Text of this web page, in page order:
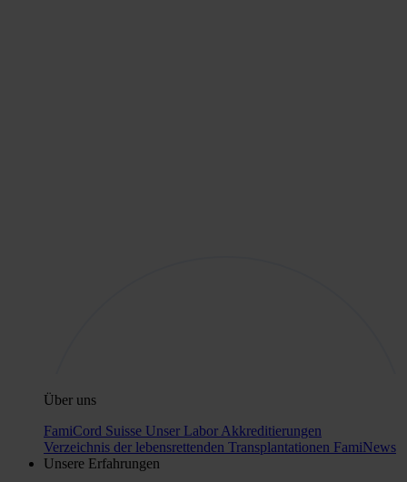
Über uns
FamiCord Suisse Unser Labor Akkreditierungen
Verzeichnis der lebensrettenden Transplantationen FamiNews
Unsere Erfahrungen